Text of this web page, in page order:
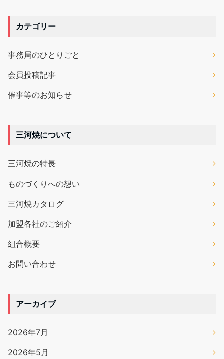
カテゴリー
事務局のひとりごと
会員投稿記事
催事等のお知らせ
三河焼について
三河焼の特長
ものづくりへの想い
三河焼カタログ
加盟各社のご紹介
組合概要
お問い合わせ
アーカイブ
2026年7月
2026年5月